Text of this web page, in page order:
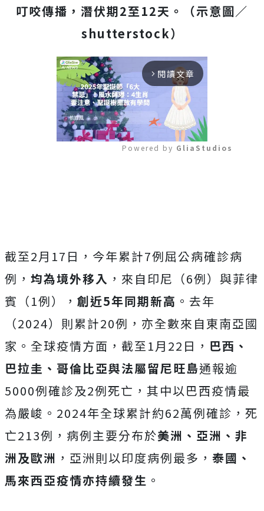
叮咬傳播，潛伏期2至12天。
（示意圖／
shutterstock）
arrow_forward_ios 閱讀文章
Powered by GliaStudios
截至2月17日，今年累計7例屈公病確診病
例， 均為境外移入 ，來自印尼（6例）與菲律
賓（1例）， 創近5年同期新高 。去年
（2024）則累計20例，亦全數來自東南亞國
家。全球疫情方面，截至1月22日， 巴西、
巴拉圭、哥倫比亞與法屬留尼旺島通報逾
5000例確診及2例死亡，其中以巴西疫情最
為嚴峻。2024年全球累計約62萬例確診，死
亡213例，病例主要分布於美洲、亞洲、非
洲及歐洲 ，亞洲則以印度病例最多， 泰國、
馬來西亞疫情亦持續發生 。